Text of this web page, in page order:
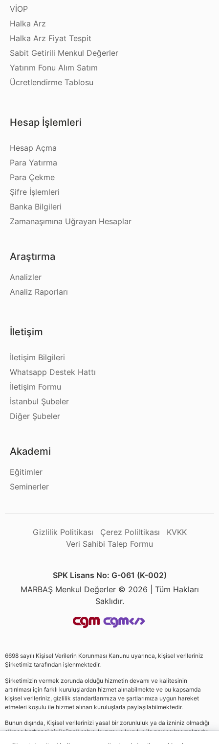
VİOP
Halka Arz
Halka Arz Fiyat Tespit
Sabit Getirili Menkul Değerler
Yatırım Fonu Alım Satım
Ücretlendirme Tablosu
Hesap İşlemleri
Hesap Açma
Para Yatırma
Para Çekme
Şifre İşlemleri
Banka Bilgileri
Zamanaşımına Uğrayan Hesaplar
Araştırma
Analizler
Analiz Raporları
İletişim
İletişim Bilgileri
Whatsapp Destek Hattı
İletişim Formu
İstanbul Şubeler
Diğer Şubeler
Akademi
Eğitimler
Seminerler
Gizlilik Politikası Çerez Poliltikası
KVKK
Veri Sahibi Talep Formu
SPK Lisans No: G-061 (K-002)
MARBAŞ Menkul Değerler © 2026 | Tüm Hakları
Saklıdır.
6698 sayılı Kişisel Verilerin Korunması Kanunu uyarınca, kişisel verileriniz
Şirketimiz tarafından işlenmektedir.
Şirketimizin vermek zorunda olduğu hizmetin devamı ve kalitesinin
artırılması için farklı kuruluşlardan hizmet alınabilmekte ve bu kapsamda
kişisel verileriniz, gizlilik standartlarımıza ve şartlarımıza uygun hareket
etmeleri koşulu ile hizmet alınan kuruluşlarla paylaşılabilmektedir.
Bunun dışında, Kişisel verilerinizi yasal bir zorunluluk ya da izniniz olmadığı
sürece herhangi bir üçüncü şahıs, kurum ve kuruluş ile paylaşılmamaktadır.